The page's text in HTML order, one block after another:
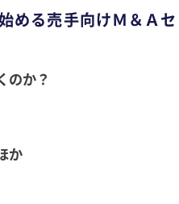
める売手向けＭ＆Ａ
のか？
か